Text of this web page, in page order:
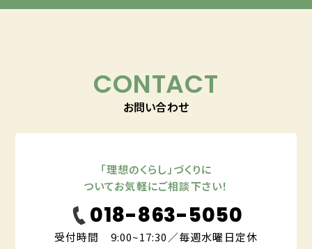
CONTACT
お問い合わせ
「理想のくらし」づくりに
ついてお気軽にご相談下さい！
018-863-5050
受付時間 9:00~17:30／毎週水曜日定休